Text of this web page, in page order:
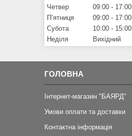
Четвер
09:00
17:00
Пʼятниця
09:00
17:00
Субота
10:00
15:00
Неділя
Вихідний
ГОЛОВНА
Інтернет-магазин "БАЯРД"
Умови оплати та доставки
Контактна інформація